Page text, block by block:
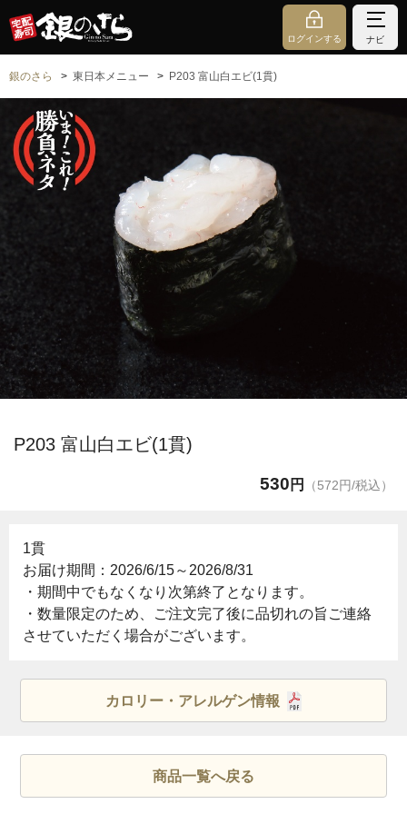
ログインする ナビ
銀のさら 東日本メニュー P203 富山白エビ(1貫)
P203 富山白エビ(1貫)
530 円 （572円/税込）
1貫
お届け期間：2026/6/15～2026/8/31
・期間中でもなくなり次第終了となります。
・数量限定のため、ご注文完了後に品切れの旨ご連絡
させていただく場合がございます。
カロリー・アレルゲン情報
商品一覧へ戻る